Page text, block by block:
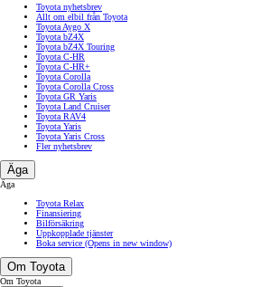
Toyota nyhetsbrev
Allt om elbil från Toyota
Toyota Aygo X
Toyota bZ4X
Toyota bZ4X Touring
Toyota C-HR
Toyota C-HR+
Toyota Corolla
Toyota Corolla Cross
Toyota GR Yaris
Toyota Land Cruiser
Toyota RAV4
Toyota Yaris
Toyota Yaris Cross
Fler nyhetsbrev
Äga
Äga
Toyota Relax
Finansiering
Bilförsäkring
Uppkopplade tjänster
Boka service (Opens in new window)
Om Toyota
Om Toyota